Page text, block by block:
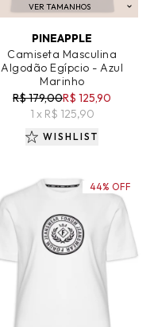
VER TAMANHOS
ADICIONAR AO CARRINHO
PINEAPPLE
Camiseta Masculina
Algodão Egípcio - Azul
Marinho
R$ 179,00R$ 125,90
1 x R$ 125,90
WISHLIST
44% OFF